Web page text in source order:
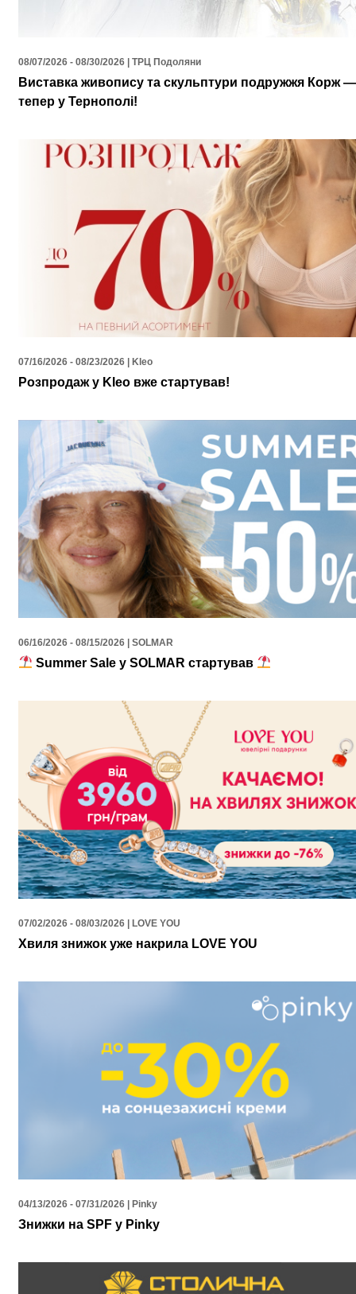
08/07/2026 - 08/30/2026 | ТРЦ Подоляни
Виставка живопису та скульптури подружжя Корж —
тепер у Тернополі!
07/16/2026 - 08/23/2026 | Kleo
Розпродаж у Kleo вже стартував!
06/16/2026 - 08/15/2026 | SOLMAR
Summer Sale у SOLMAR стартував
07/02/2026 - 08/03/2026 | LOVE YOU
Хвиля знижок уже накрила LOVE YOU
04/13/2026 - 07/31/2026 | Pinky
Знижки на SPF у Pinky